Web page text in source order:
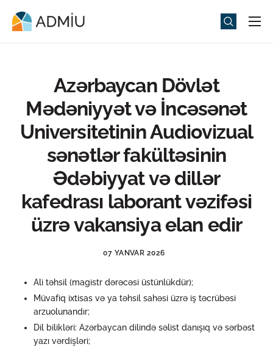
Universitet
Tədbirlər
Universitet həyatı
ADMIU Sİ
eMağaza
Azərbaycan Dövlət
Mədəniyyət və İncəsənət
Universitetinin Audiovizual
sənətlər fakültəsinin
Ədəbiyyat və dillər
kafedrası laborant vəzifəsi
üzrə vakansiya elan edir
07 YANVAR 2026
Ali təhsil (magistr dərəcəsi üstünlükdür);
Müvafiq ixtisas və ya təhsil sahəsi üzrə iş təcrübəsi
arzuolunandır;
Dil bilikləri: Azərbaycan dilində səlist danışıq və sərbəst
yazı vərdişləri;